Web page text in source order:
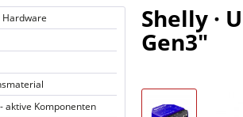
aktive Komponenten
Shelly ·
Gen3"